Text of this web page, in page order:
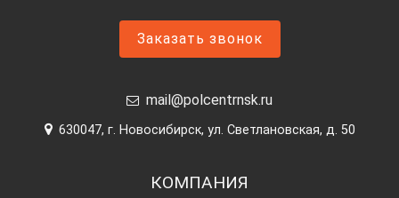
Заказать звонок
mail@polcentrnsk.ru
630047, г. Новосибирск, ул. Светлановская, д. 50
КОМПАНИЯ